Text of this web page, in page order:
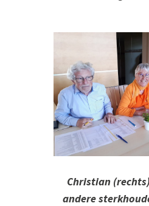
Christian
andere